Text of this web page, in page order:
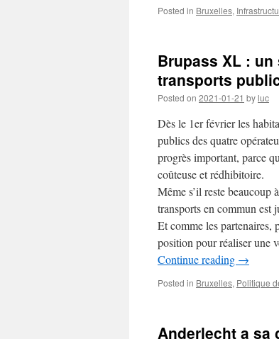
Posted in Bruxelles,
Brupass XL : un
transports
Posted on 2021-01-21 byluc
Dès le 1er février les
publics des quatre
progrès important, parce
coûteuse et rédhibitoire.
Même s’il reste beaucoup
transports en commun est
Et comme les partenaires,
position pour réaliser une
Continue reading →
Posted in Bruxelles, Politique
Anderlecht a sa